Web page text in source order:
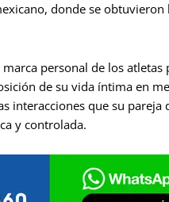
donde se
personal de los atletas
de su vida íntima en
interacciones que su pareja
y controlada.